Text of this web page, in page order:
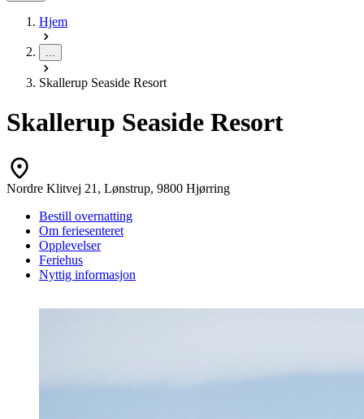
Hjem
Skallerup Seaside Resort
Skallerup Seaside Resort
Nordre Klitvej 21, Lønstrup, 9800 Hjørring
Bestill overnatting
Om feriesenteret
Opplevelser
Feriehus
Nyttig informasjon